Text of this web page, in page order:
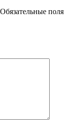
Обязательные поля